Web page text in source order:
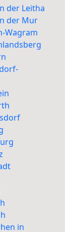
der Leitha
der Mur
Wagram
in